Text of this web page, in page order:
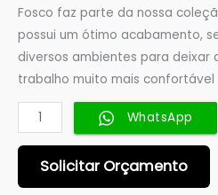
Fosco faz parte da nossa
possui um ótimo acabamento,
diversos ambientes para deixar
trabalho muito mais
WhatsApp
Solicitar Orçamento